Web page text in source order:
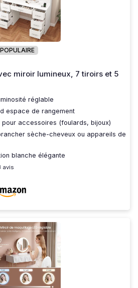
miroir lumineux, 7 tiroirs et 5
réglable
espace de rangement
pour accessoires (foulards, bijoux)
sèche-cheveux ou appareils de
blanche élégante
avis